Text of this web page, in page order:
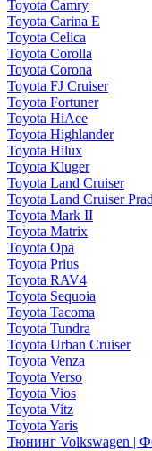
Toyota Camry
Toyota Carina E
Toyota Celica
Toyota Corolla
Toyota Corona
Toyota FJ Cruiser
Toyota Fortuner
Toyota HiAce
Toyota Highlander
Toyota Hilux
Toyota Kluger
Toyota Land Cruiser
Toyota Land Cruiser
Toyota Mark II
Toyota Matrix
Toyota Opa
Toyota Prius
Toyota RAV4
Toyota Sequoia
Toyota Tacoma
Toyota Tundra
Toyota Urban Cruiser
Toyota Venza
Toyota Verso
Toyota Vios
Toyota Vitz
Toyota Yaris
Тюнинг Volkswagen |